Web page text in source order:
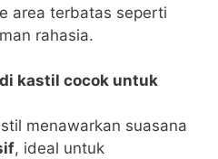
area terbatas seperti
rahasia.
kastil cocok untuk
menawarkan suasana
, ideal untuk